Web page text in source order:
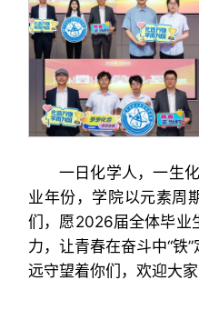
一日化学人，一生
业年份，学院以元素周
们，愿2026届全体毕业
力，让青春在奋斗中“铁
远守望着你们，欢迎大家